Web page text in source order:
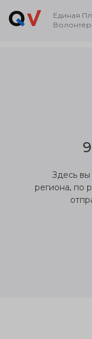
Единая
Здесь
региона, по